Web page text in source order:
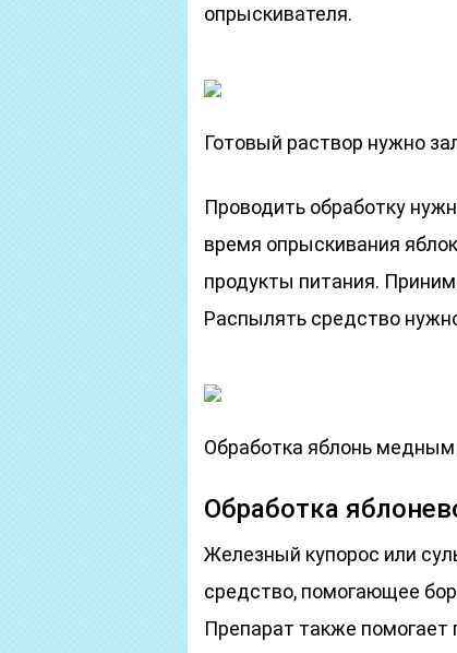
опрыскивателя.
Готовый раствор нужно
Проводить обработку
время опрыскивания
продукты питания.
Распылять средство
Обработка яблонь
Обработка
Железный купорос или
средство, помогающее
Препарат также помогает